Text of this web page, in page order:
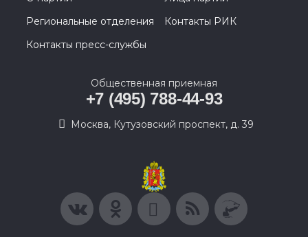
Региональные отделения
Контакты РИК
Контакты пресс-службы
Общественная приемная
+7 (495) 788-44-93
Москва, Кутузовский проспект, д. 39